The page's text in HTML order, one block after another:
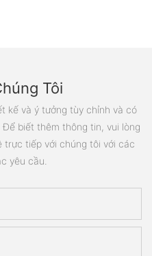
Tôi
kế và ý tưởng tùy chỉnh và có
biết thêm thông tin, vui lòng
trực tiếp với chúng tôi với các
yêu cầu.